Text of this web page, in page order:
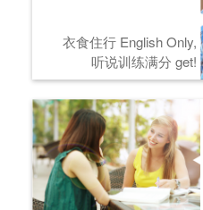
衣食住行 English Only,
听说训练满分 get!